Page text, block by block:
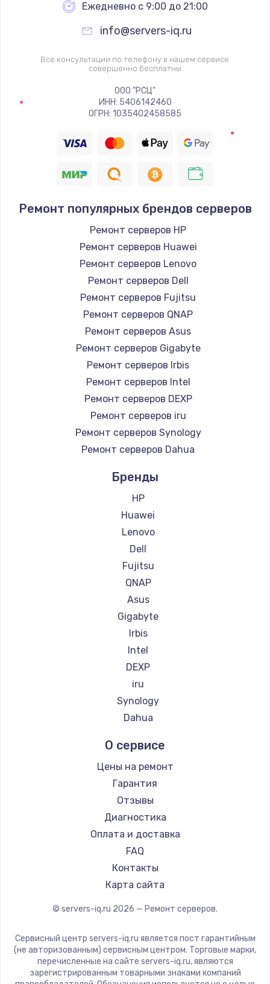
Ежедневно с 9:00 до 21:00
info@servers-iq.ru
Все консультации по телефону в нашем сервисе
совершенно бесплатны
ООО "РСЦ"
ИНН: 5406142460
ОГРН: 1035402458585
Ремонт популярных брендов серверов
Ремонт серверов HP
Ремонт серверов Huawei
Ремонт серверов Lenovo
Ремонт серверов Dell
Ремонт серверов Fujitsu
Ремонт серверов QNAP
Ремонт серверов Asus
Ремонт серверов Gigabyte
Ремонт серверов Irbis
Ремонт серверов Intel
Ремонт серверов DEXP
Ремонт серверов iru
Ремонт серверов Synology
Ремонт серверов Dahua
Бренды
HP
Huawei
Lenovo
Dell
Fujitsu
QNAP
Asus
Gigabyte
Irbis
Intel
DEXP
iru
Synology
Dahua
О сервисе
Цены на ремонт
Гарантия
Отзывы
Диагностика
Оплата и доставка
FAQ
Контакты
Карта сайта
© servers-iq.ru 2026 — Ремонт серверов.
Сервисный центр servers-iq.ru является пост гарантийным
(не авторизованным) сервисным центром. Торговые марки,
перечисленные на сайте servers-iq.ru, являются
зарегистрированным товарными знаками компаний